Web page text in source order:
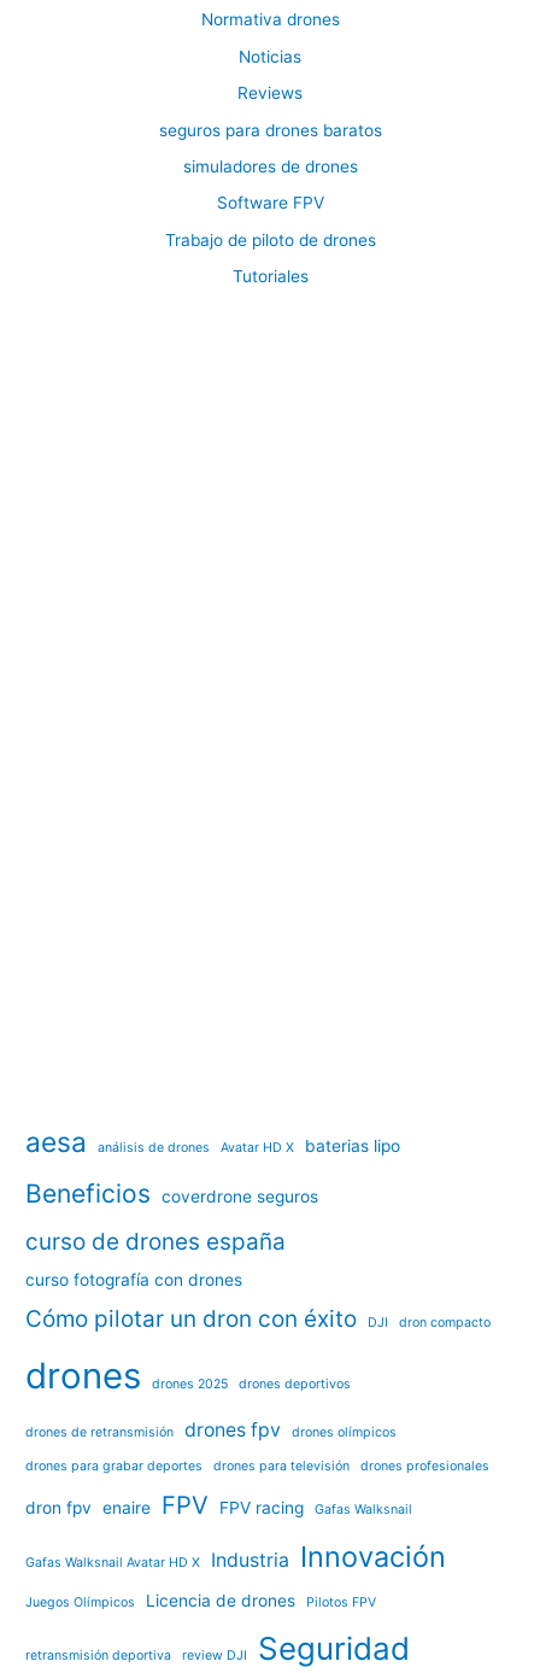
Normativa drones
Noticias
Reviews
seguros para drones baratos
simuladores de drones
Software FPV
Trabajo de piloto de drones
Tutoriales
aesa análisis de drones Avatar HD X baterias lipo
Beneficios coverdrone seguros
curso de drones españa
curso fotografía con drones
Cómo pilotar un dron con éxito DJI dron compacto
drones drones 2025 drones deportivos
drones de retransmisión drones fpv drones olímpicos
drones para grabar deportes drones para televisión drones profesionales
dron fpv enaire FPV FPV racing Gafas Walksnail
Gafas Walksnail Avatar HD X Industria Innovación
Juegos Olímpicos Licencia de drones Pilotos FPV
retransmisión deportiva review DJI Seguridad